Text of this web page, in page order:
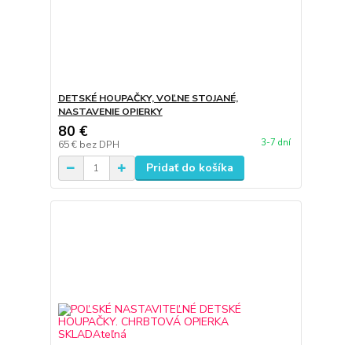
DETSKÉ HOUPAČKY, VOĽNE STOJANÉ,
NASTAVENIE OPIERKY
80 €
65 € bez DPH 3-7 dní
Pridať do košíka